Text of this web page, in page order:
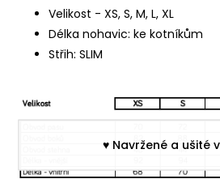
♥︎ Navržené a ušité
Velikost - XS, S, M, L, XL
Délka nohavic: ke kotníkům
Střih: SLIM